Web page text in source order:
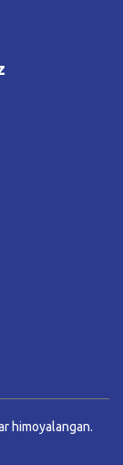
himoyalangan.